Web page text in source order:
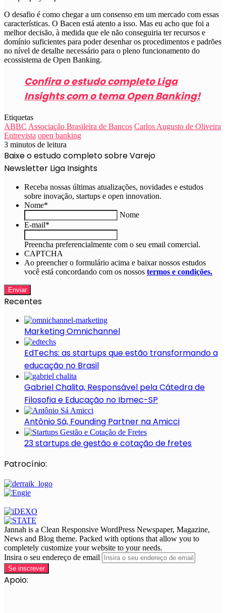
O desafio é como chegar a um consenso em um mercado com essas
características. O Bacen está atento a isso. Mas eu acho que foi a
melhor decisão, à medida que ele não conseguiria ter recursos e
domínio suficientes para poder desenhar os procedimentos e padrões
no nível de detalhe necessário para o pleno funcionamento do
ecossistema de Open Banking.
Confira o estudo completo Liga
Insights com o tema Open Banking!
Etiquetas
ABBC Associação Brasileira de Bancos Carlos Augusto de Oliveira
Entrevista open banking
3 minutos de leitura
Baixe o estudo completo sobre Varejo
Newsletter Liga Insights
Receba nossas últimas atualizações, novidades e estudos
sobre inovação, startups e open innovation.
Nome*
Nome
E-mail*
Preencha preferencialmente com o seu email comercial.
CAPTCHA
Ao preencher o formulário acima e baixar nossos estudos
você está concordando com os nossos termos e condições.
Recentes
Marketing Omnichannel
EdTechs: as startups que estão transformando a
educação no Brasil
Gabriel Chalita, Responsável pela Cátedra de
Filosofia e Educação no Ibmec-SP
Antônio Sá, Founding Partner na Amicci
23 startups de gestão e cotação de fretes
Patrocínio:
Jannah is a Clean Responsive WordPress Newspaper, Magazine,
News and Blog theme. Packed with options that allow you to
completely customize your website to your needs.
Insira o seu endereço de email
Apoio: